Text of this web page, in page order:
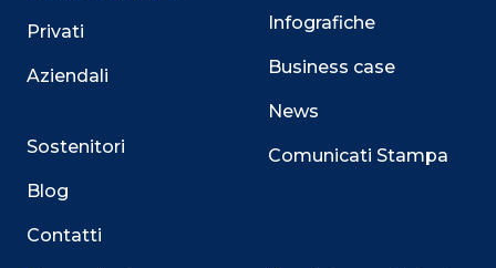
Privati
Aziendali
Sostenitori
Blog
Contatti
Infografiche
Business case
News
Comunicati Stampa